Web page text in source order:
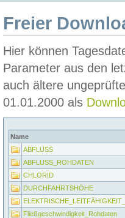
Freier
Hier können
Parameter aus den
auch ältere
01.01.2000 als
Name
ABFLUSS
ABFLUSS_ROHDATEN
CHLORID
DURCHFAHRTSHÖHE
Fließgeschwindigkeit_Rohdaten